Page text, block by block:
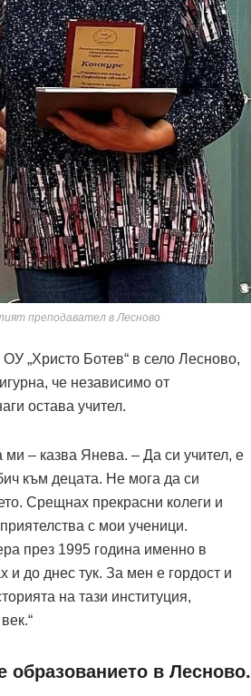
преподавател в Лесново
„Христо Ботев“ в село Лесново,
че независимо от
остава учител.
– казва Янева. – Да си учител, е
към децата. Не мога да си
Срещнах прекрасни колеги и
с мои ученици.
през 1995 година именно в
и до днес тук. За мен е гордост и
на тази институция,
образованието в Лесново.